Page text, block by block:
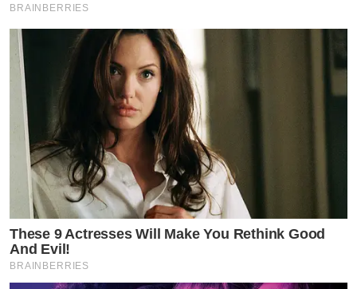
BRAINBERRIES
These 9 Actresses Will Make You Rethink Good
And Evil!
BRAINBERRIES